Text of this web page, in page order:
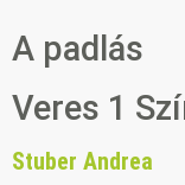
A padlás
Veres 1
Stuber Andrea